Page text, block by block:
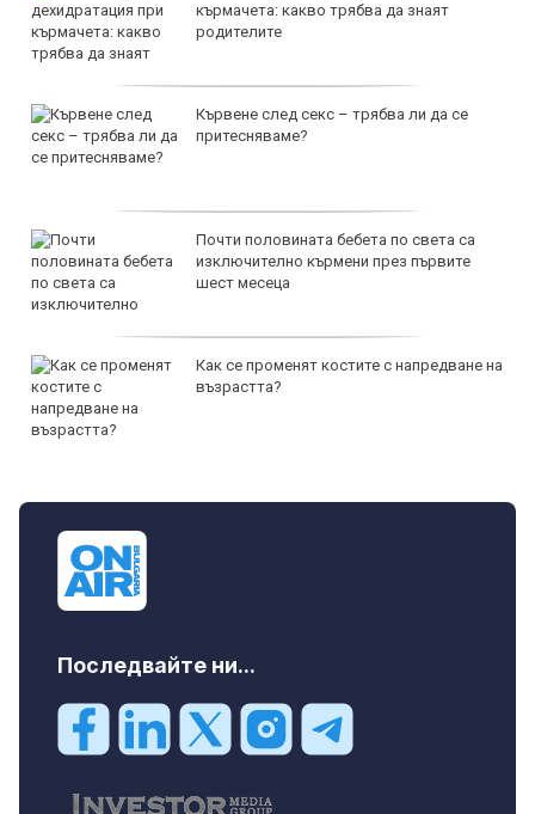
кърмачета: какво трябва да знаят
родителите
Кървене след секс – трябва ли да се
притесняваме?
Почти половината бебета по света са
изключително кърмени през първите
шест месеца
Как се променят костите с напредване на
възрастта?
Последвайте ни...